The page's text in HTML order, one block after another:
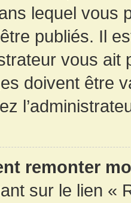
lequel vous
publiés. Il
vous
doivent être
remonter
sur le lien «